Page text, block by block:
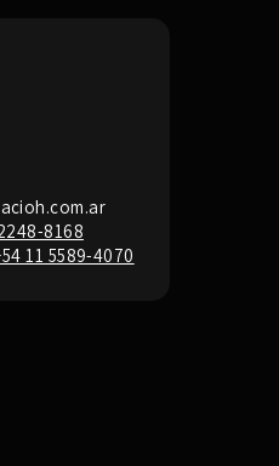
8168
11 5589-4070